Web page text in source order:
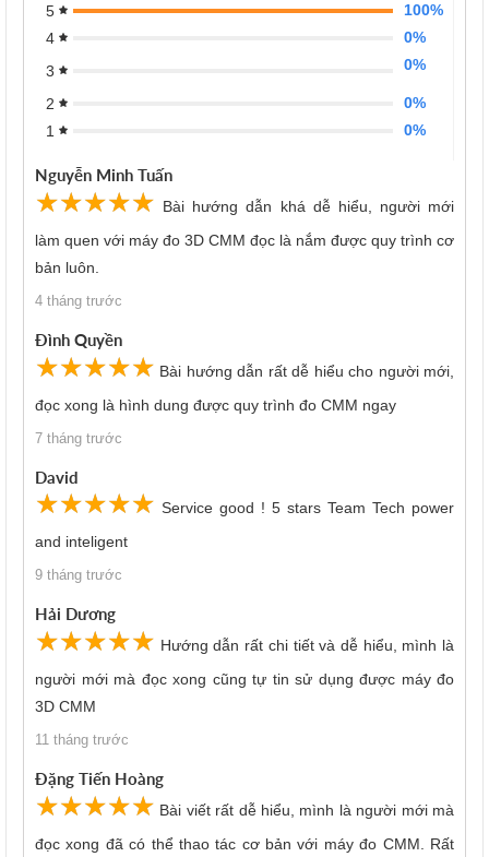
5
100%
4
0%
3
0%
2
0%
1
0%
Nguyễn Minh Tuấn
☆☆☆☆☆
★★★★★ Bài hướng dẫn khá dễ hiểu, người mới
làm quen với máy đo 3D CMM đọc là nắm được quy trình cơ
bản luôn.
4 tháng trước
Đình Quyền
☆☆☆☆☆
★★★★★ Bài hướng dẫn rất dễ hiểu cho người mới,
đọc xong là hình dung được quy trình đo CMM ngay
7 tháng trước
David
☆☆☆☆☆
★★★★★ Service good ! 5 stars Team Tech power
and inteligent
9 tháng trước
Hải Dương
☆☆☆☆☆
★★★★★ Hướng dẫn rất chi tiết và dễ hiểu, mình là
người mới mà đọc xong cũng tự tin sử dụng được máy đo
3D CMM
11 tháng trước
Đặng Tiến Hoàng
☆☆☆☆☆
★★★★★ Bài viết rất dễ hiểu, mình là người mới mà
đọc xong đã có thể thao tác cơ bản với máy đo CMM. Rất